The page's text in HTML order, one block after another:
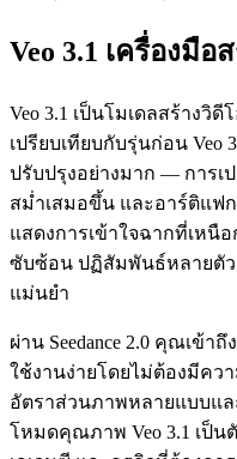
Veo 3.1 เครื่องมือ
Veo 3.1 เป็นโมเดลสร้างวิ
เปรียบเทียบกับรุ่นก่อน Veo
ปรับปรุงอย่างมาก — การ
สม่ำเสมอขึ้น และอาร์ติแฟ
แสดงการเข้าใจฉากที่เห
ซับซ้อน ปฏิสัมพันธ์หลายตัว
แม่นยำ
ผ่าน Seedance 2.0 คุณเข้า
ใช้งานง่ายโดยไม่ต้องมีคว
อัตราส่วนภาพหลายแบบแล
โหมดคุณภาพ Veo 3.1 เป็น